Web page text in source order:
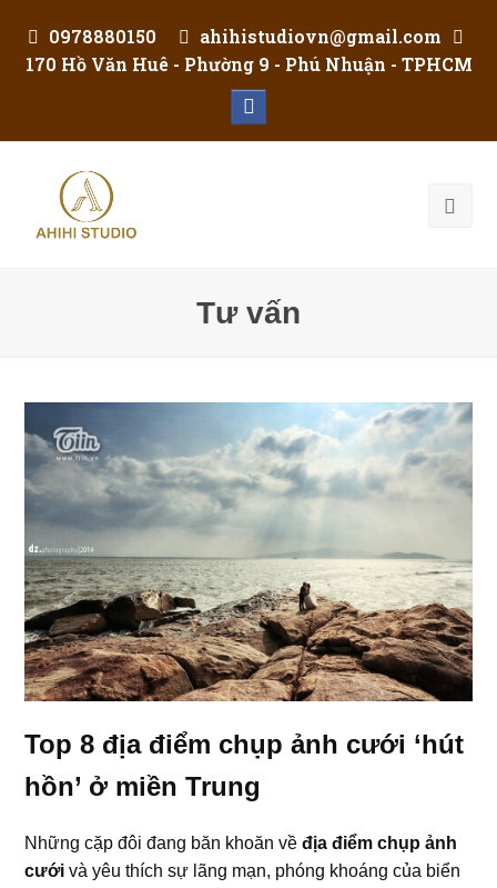
0978880150
ahihistudiovn@gmail.com
170 Hồ Văn Huê - Phường 9 - Phú Nhuận - TPHCM
Tư vấn
Top 8 địa điểm chụp ảnh cưới ‘hút
hồn’ ở miền Trung
Những cặp đôi đang băn khoăn vềđịa điểm chụp ảnh
cưới và yêu thích sự lãng mạn, phóng khoáng của biển